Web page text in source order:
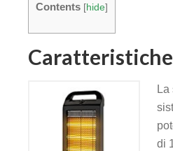
Contents [hide]
Caratteristiche
di